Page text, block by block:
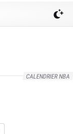
CALENDRIER NBA